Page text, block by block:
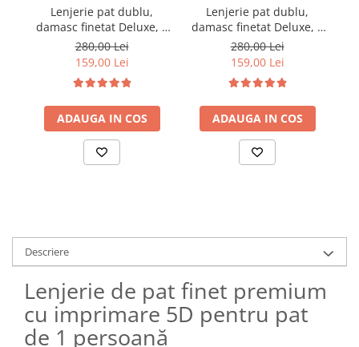
Lenjerie pat dublu,
damasc finetat Deluxe, 6
piese, cearceaf pat cu
elastic, Alb
280,00 Lei
159,00 Lei
ADAUGA IN COS
Lenjerie pat dublu,
damasc finetat Deluxe, 6
piese, cearceaf pat cu
elastic, Maro
280,00 Lei
159,00 Lei
ADAUGA IN COS
Descriere
Lenjerie de pat finet premium
cu imprimare 5D pentru pat
de 1 persoană